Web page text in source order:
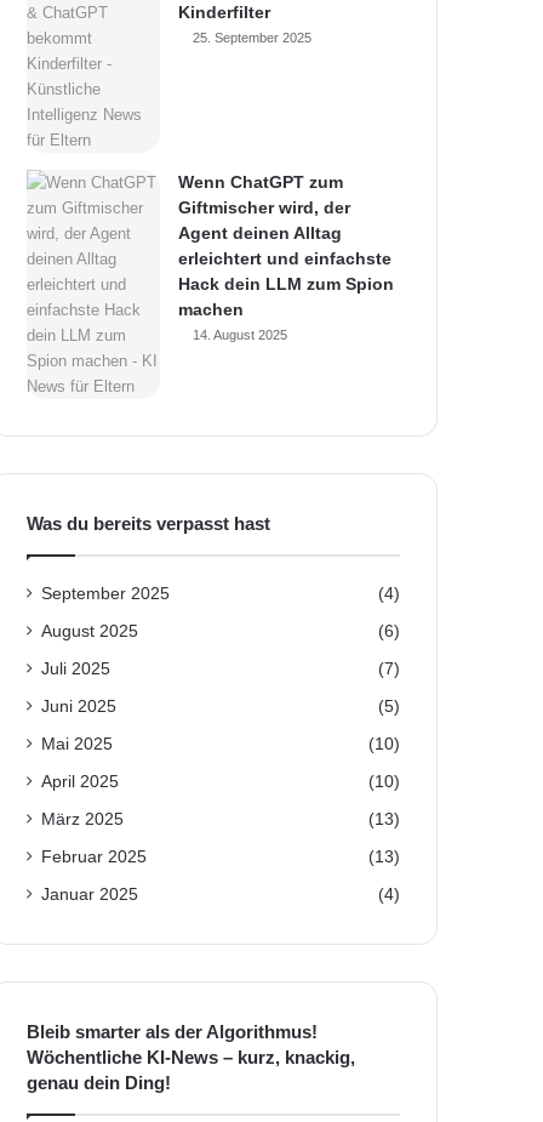
Kinderfilter
25. September 2025
Wenn ChatGPT zum
Giftmischer wird, der
Agent deinen Alltag
erleichtert und einfachste
Hack dein LLM zum Spion
machen
14. August 2025
Was du bereits verpasst hast
September 2025 (4)
August 2025 (6)
Juli 2025 (7)
Juni 2025 (5)
Mai 2025 (10)
April 2025 (10)
März 2025 (13)
Februar 2025 (13)
Januar 2025 (4)
Bleib smarter als der Algorithmus!
Wöchentliche KI-News – kurz, knackig,
genau dein Ding!